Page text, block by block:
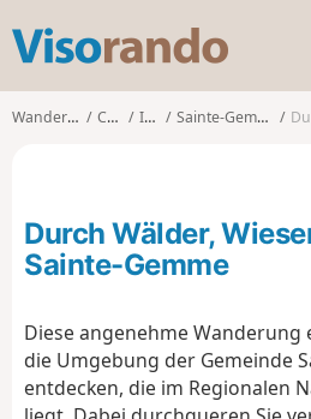
s
o
o
Wanderungen Centre Indre Sainte-Gemme (Indre)
Durch Wälder,
Sainte-Gemme
Diese angenehme
die Umgebung der Gemeinde
entdecken, die im Regionalen